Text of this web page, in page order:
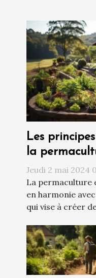
Les
la
durable et
Jeudi 2 mai 2024
La permaculture
en harmonie
qui vise à créer